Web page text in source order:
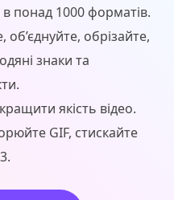
в понад 1000 форматів.
обрізайте,
знаки та
якість відео.
GIF, стискайте